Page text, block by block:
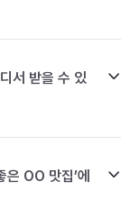
서 받을 수 있
OO 맛집’에